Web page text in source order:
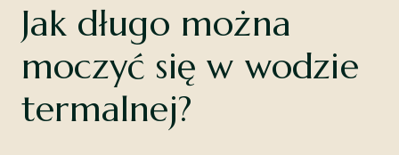
Jak długo można
moczyć się w wodzie
termalnej?